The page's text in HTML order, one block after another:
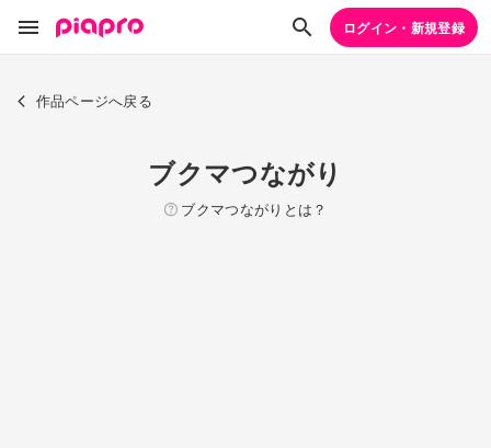
ログイン・新規登録
作品ページへ戻る
ブクマつながり
ブクマつながりとは？